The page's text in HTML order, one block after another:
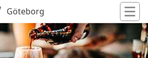
Göteborg